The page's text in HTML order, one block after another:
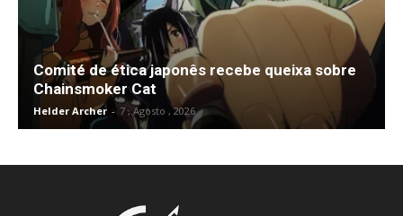
Comité de ética japonês recebe queixa sobre
Chainsmoker Cat
Helder Archer - 7 , Agosto , 2026